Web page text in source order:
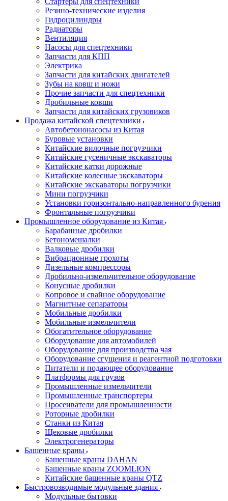
Резино-технические изделия
Гидроцилиндры
Радиаторы
Вентиляция
Насосы для спецтехники
Запчасти для КПП
Электрика
Запчасти для китайских двигателей
Зубы на ковш и ножи
Прочие запчасти для спецтехники
Дробильные ковши
Запчасти для китайских грузовиков
Продажа китайской спецтехники
Автобетононасосы из Китая
Буровые установки
Китайские вилочные погрузчики
Китайские гусеничные экскаваторы
Китайские катки дорожные
Китайские колесные экскаваторы
Китайские экскаваторы погрузчики
Мини погрузчики
Установки горизонтально-направленного бурения
Фронтальные погрузчики
Промышленное оборудование из Китая
Барабанные дробилки
Бетономешалки
Валковые дробилки
Вибрационные грохоты
Дизельные компрессоры
Дробильно-измельчительное оборудование
Конусные дробилки
Копровое и свайное оборудование
Магнитные сепараторы
Мобильные дробилки
Мобильные измельчители
Обогатительное оборудование
Оборудование для автомобилей
Оборудование для производства чая
Оборудование сгущения и реагентной подготовки
Питатели и подающее оборудование
Платформы для грузов
Промышленные измельчители
Промышленные транспортеры
Просеиватели для промышленности
Роторные дробилки
Станки из Китая
Щековые дробилки
Электрогенераторы
Башенные краны
Башенные краны DAHAN
Башенные краны ZOOMLION
Китайские башенные краны QTZ
Быстровозводимые модульные здания
Модульные бытовки